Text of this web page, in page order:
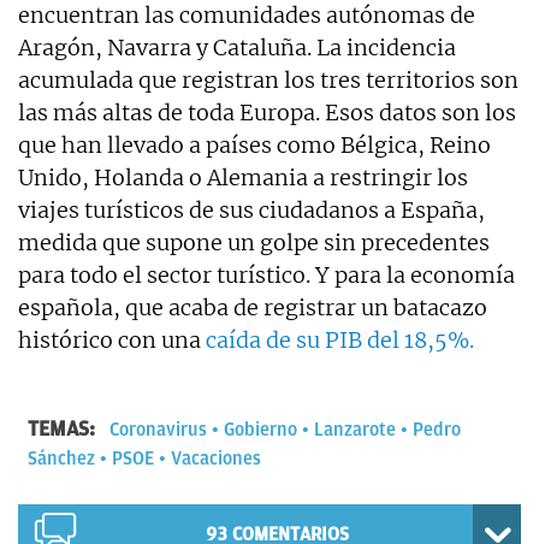
encuentran las comunidades autónomas de
Aragón, Navarra y Cataluña. La incidencia
acumulada que registran los tres territorios son
las más altas de toda Europa. Esos datos son los
que han llevado a países como Bélgica, Reino
Unido, Holanda o Alemania a restringir los
viajes turísticos de sus ciudadanos a España,
medida que supone un golpe sin precedentes
para todo el sector turístico. Y para la economía
española, que acaba de registrar un batacazo
histórico con unacaída de su PIB del 18,5%.
TEMAS: Coronavirus Gobierno Lanzarote
Pedro
Sánchez
PSOE Vacaciones
93 COMENTARIOS